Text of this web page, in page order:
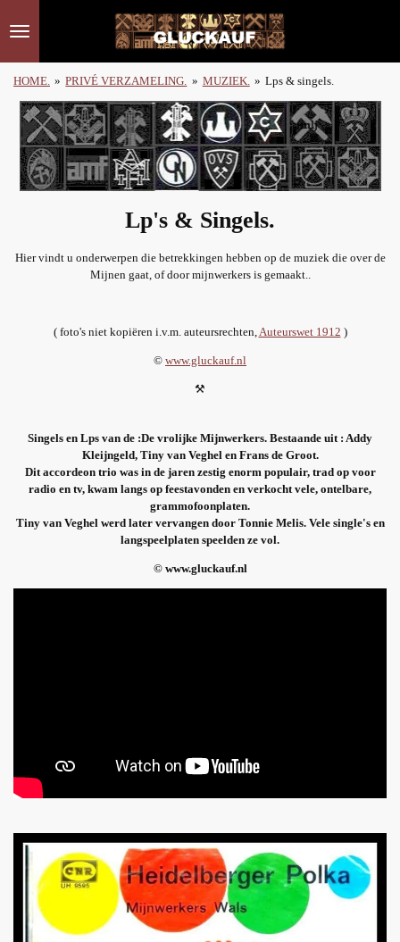
direct
hoofdinhoud
HOME. » PRIVÉ VERZAMELING. » MUZIEK. » Lps & singels.
Lp's & Singels.
Hier vindt u onderwerpen die betrekkingen hebben op de muziek die over de
Mijnen gaat, of door mijnwerkers is gemaakt..
( foto's niet kopiëren i.v.m. auteursrechten,Auteurswet 1912 )
© www.gluckauf.nl
⚒
Singels en Lps van de :De vrolijke Mijnwerkers. Bestaande uit : Addy
Kleijngeld, Tiny van Veghel en Frans de Groot.
Dit accordeon trio was in de jaren zestig enorm populair, trad op voor
radio en tv, kwam langs op feestavonden en verkocht vele, ontelbare,
grammofoonplaten.
Tiny van Veghel werd later vervangen door Tonnie Melis. Vele single's en
langspeelplaten speelden ze vol.
© www.gluckauf.nl